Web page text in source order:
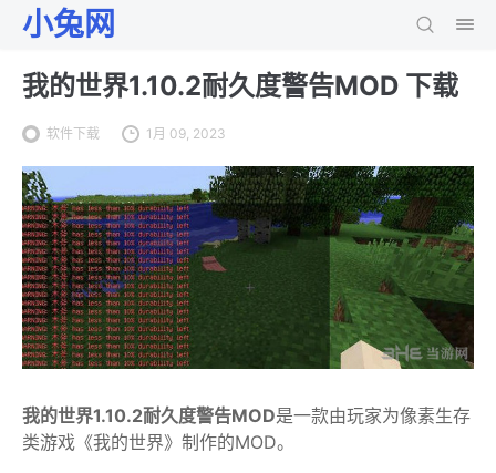
小兔网
我的世界1.10.2耐久度警告MOD 下载
软件下载 1月 09, 2023
我的世界1.10.2耐久度警告MOD是一款由玩家为像素生存
类游戏《我的世界》制作的MOD。